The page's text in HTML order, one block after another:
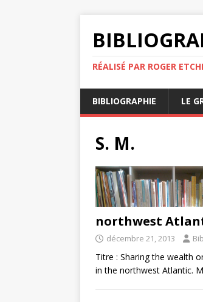
RÉALISÉ PAR ROGER
BIBLIOGRAPHIE LE
S. M.
northwest
décembre 21, 2013
Titre : Sharing the wealth
in the northwest Atlantic.